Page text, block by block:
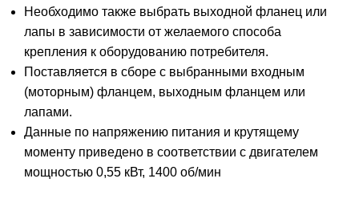
Необходимо также выбрать выходной фланец или
лапы в зависимости от желаемого способа
крепления к оборудованию потребителя.
Поставляется в сборе с выбранными входным
(моторным) фланцем, выходным фланцем или
лапами.
Данные по напряжению питания и крутящему
моменту приведено в соответствии с двигателем
мощностью 0,55 кВт, 1400 об/мин